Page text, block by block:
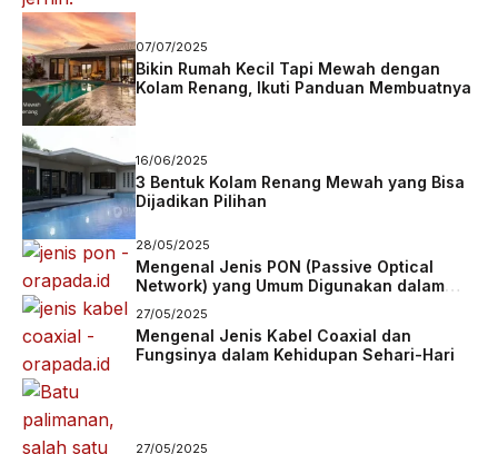
07/07/2025
Bikin Rumah Kecil Tapi Mewah dengan
Kolam Renang, Ikuti Panduan Membuatnya
16/06/2025
3 Bentuk Kolam Renang Mewah yang Bisa
Dijadikan Pilihan
28/05/2025
Mengenal Jenis PON (Passive Optical
Network) yang Umum Digunakan dalam
Jaringan Fiber
27/05/2025
Mengenal Jenis Kabel Coaxial dan
Fungsinya dalam Kehidupan Sehari-Hari
27/05/2025